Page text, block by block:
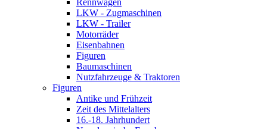
Rennwagen
LKW - Zugmaschinen
LKW - Trailer
Motorräder
Eisenbahnen
Figuren
Baumaschinen
Nutzfahrzeuge & Traktoren
Figuren
Antike und Frühzeit
Zeit des Mittelalters
16.-18. Jahrhundert